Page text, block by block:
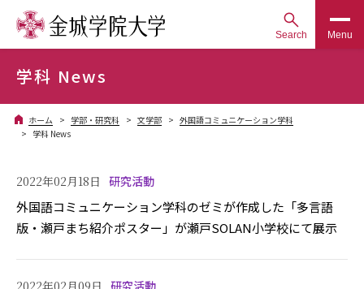
Search Menu
学科 News
ホーム 学部・研究科 文学部
外国語コミュニケーション学科
学科 News
2022年02月18日 研究活動
外国語コミュニケーション学科のゼミが作成した「多言語
版・瀬戸まち紹介ポスター」が瀬戸SOLAN小学校にて展示
2022年02月09日 研究活動